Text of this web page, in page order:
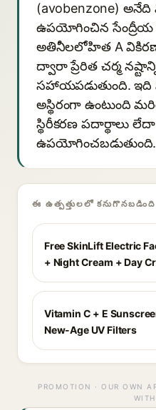
(avobenzone) అనేది
ఉపయోగించిన సేంద్రీయ
అతినీలలోహిత A
ద్వారా ప్రేరిత చర్మ
సహాయపడుతుంది.
అస్థిరంగా ఉంటుంది
స్థిరీకరణ పదార్థాలు
ఉపయోగించబడుతుంది.
ఈ ఉత్పత్తులలో కనుగొనబడింది
Free SkinLift Electric
+ Night Cream + Day
Vitamin C + E
New-Age UV Filters
PROMOTION · OUR OWN